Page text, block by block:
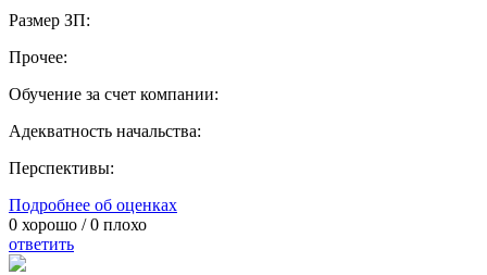
Размер ЗП:
Прочее:
Обучение за счет компании:
Адекватность начальства:
Перспективы:
Подробнее об оценках
0 хорошо /0 плохо
ответить